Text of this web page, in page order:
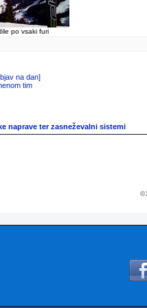
po vsaki furi
na dan]
tim
naprave ter zasneževalni sistemi
©